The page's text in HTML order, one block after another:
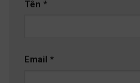
Tên *
Email *